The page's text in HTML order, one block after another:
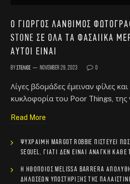
Ο Γιώργος Λάνθιμος
Stone σε όλα τα φασαίικα
αυτοί είναι
ByΣτέλιος November 29, 2023 0
Λίγες βδομάδες έμειναν φίλες
κυκλοφορία του Poor Things, της
Read More
Ψύχραιμη Margot Robbie πιστεύει
sequel, γιατί δεν είναι ανάγκη
Η ηθοποιός Melissa Barrera
δηλώσεων υποστήριξης της